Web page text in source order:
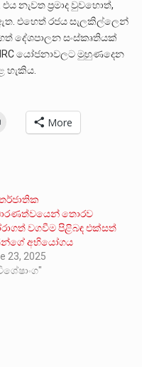
නැවත ප්‍රමාද වුවහොත්,
එහෙත් රජය සැලකිල්ලෙන්
දේශපාලන සංස්කෘතියක්
යෝජනාවලට මුහුණදෙන
හැකිය.
More
තොරව
වගවීම පිළිබඳ එක්සත්
අභියෝගය
23, 2025